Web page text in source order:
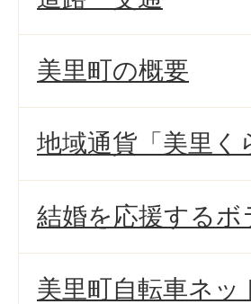
美里町の概要
地域通貨「美里く
結婚を応援する
美里町自転車ネッ